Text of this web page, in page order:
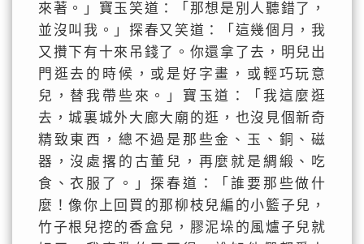
來著。」寶玉笑道：「那想是別人聽錯了，
並沒叫我。」探春又笑道：「這幾個月，我
又攢下有十來吊錢了。你還拿了去，明兒出
門逛去的時候，或是好字畫，或輕巧玩意
兒，替我帶些來。」寶玉道：「我這麼逛
去，城裏城外大廊大廟的逛，也沒見個新奇
精致東西，總不過是那些金、玉、銅、磁
器，沒處撂的古董兒，再麼就是綢緞、吃
食、衣服了。」探春道：「誰要那些做什
麼！像你上回買的那柳枝兒編的小籃子兒，
竹子根兒挖的香盒兒，膠泥垛的風爐子兒就